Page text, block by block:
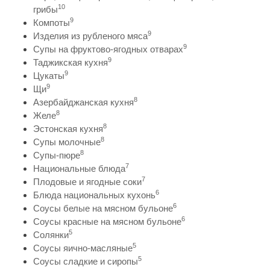
грибы10
Компоты9
Изделия из рубленого мяса9
Супы на фруктово-ягодных отварах9
Таджикская кухня9
Цукаты9
Щи9
Азербайджанская кухня8
Желе8
Эстонская кухня8
Супы молочные8
Супы-пюре8
Национальные блюда7
Плодовые и ягодные соки7
Блюда национальных кухонь6
Соусы белые на мясном бульоне6
Соусы красные на мясном бульоне6
Солянки5
Соусы яично-масляные5
Соусы сладкие и сиропы5